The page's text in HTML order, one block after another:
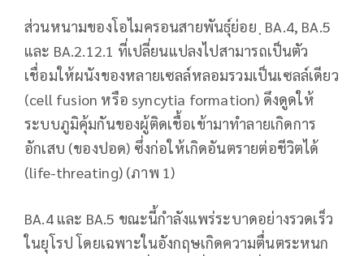
ส่วนหนามของโอไมครอนสายพันธุ์ย่อย ฺ BA.4, BA.5
และ BA.2.12.1 ที่เปลี่ยนแปลงไปสามารถเป็นตัว
เชื่อมให้ผนังของหลายเซลล์หลอมรวมเป็นเซลล์เดียว
(cell fusion หรือ syncytia formation) ดึงดูดให้
ระบบภูมิคุ้มกันของผู้ติดเชื้อเข้ามาทำลายเกิดการ
อักเสบ (ของปอด) ซึ่งก่อให้เกิดอันตรายต่อชีวิตได้
(life-threating) (ภาพ 1)
BA.4 และ BA.5 ขณะนี้กำลังแพร่ระบาดอย่างรวดเร็ว
ในยุโรป โดยเฉพาะในอังกฤษเกิดความตื่นตระหนก